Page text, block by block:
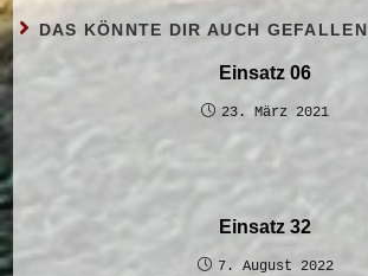
DAS KÖNNTE DIR AUCH GEFALLEN
Einsatz 06
23. März 2021
Einsatz 32
7. August 2022